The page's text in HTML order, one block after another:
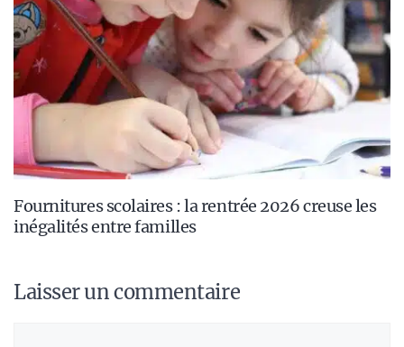
Fournitures scolaires : la rentrée 2026 creuse les
inégalités entre familles
Laisser un commentaire